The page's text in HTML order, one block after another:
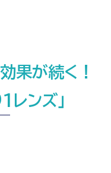
果が続く！
ンズ」